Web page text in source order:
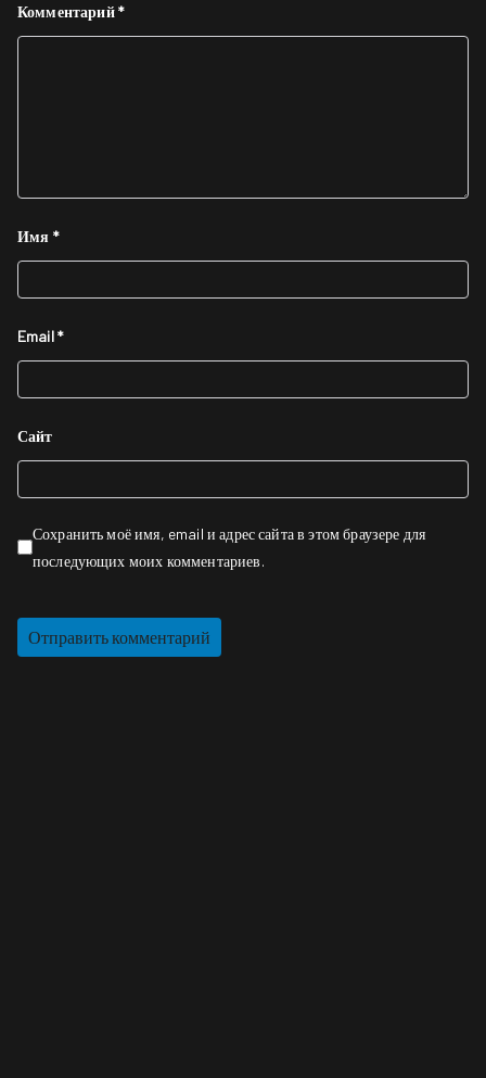
Комментарий*
Имя *
Email*
Сайт
Сохранить моё имя, email и адрес сайта в этом браузере для
последующих моих комментариев.